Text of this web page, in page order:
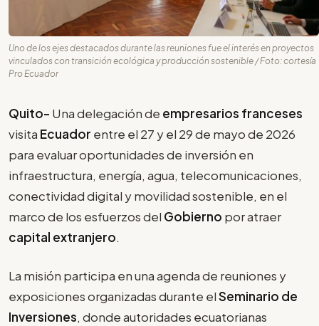
Uno de los ejes destacados durante las reuniones fue el interés en proyectos
vinculados con transición ecológica y producción sostenible / Foto: cortesía
Pro Ecuador
Quito- Una delegación de empresarios franceses
visita Ecuador entre el 27 y el 29 de mayo de 2026
para evaluar oportunidades de inversión en
infraestructura, energía, agua, telecomunicaciones,
conectividad digital y movilidad sostenible, en el
marco de los esfuerzos del Gobierno por atraer
capital extranjero.
La misión participa en una agenda de reuniones y
exposiciones organizadas durante elSeminario de
Inversiones, donde autoridades ecuatorianas